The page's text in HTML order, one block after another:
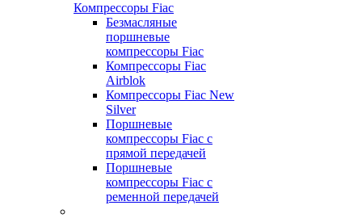
Компрессоры Fiac
Безмасляные
поршневые
компрессоры Fiac
Компрессоры Fiac
Airblok
Компрессоры Fiac New
Silver
Поршневые
компрессоры Fiac с
прямой передачей
Поршневые
компрессоры Fiac с
ременной передачей